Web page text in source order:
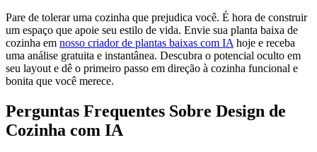
Pare de tolerar uma cozinha que prejudica você. É hora de construir
um espaço que apoie seu estilo de vida. Envie sua planta baixa de
cozinha em nosso criador de plantas baixas com IA hoje e receba
uma análise gratuita e instantânea. Descubra o potencial oculto em
seu layout e dê o primeiro passo em direção à cozinha funcional e
bonita que você merece.
Perguntas Frequentes Sobre Design de
Cozinha com IA